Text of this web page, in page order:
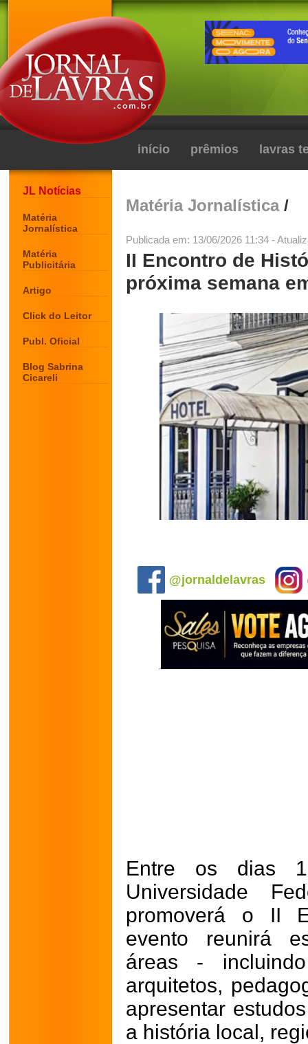
início prêmios lavras
JL Notícias
Matéria
Jornalística
Matéria
Publicitária
Artigo
Click do Leitor
Publ. Oficial
Blog Sabrina
Cicareli
Matéria Jornalística/
Publicada em: 13/06/2026 11:34 -
II Encontro de
próxima semana
@jornaldelavras
Entre os dias
Universidade
promoverá o II
evento reunirá
áreas -
arquitetos,
apresentar
a história local,